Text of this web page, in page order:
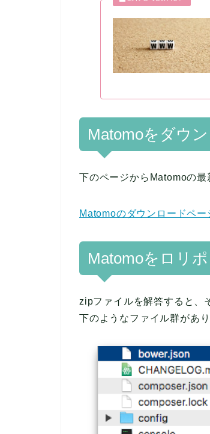
Matomoをダウ
下のページからMatomoの最
Matomoのダウンロードペー
Matomoをロリ
zipファイルを解答すると、
下のようなファイル群があり